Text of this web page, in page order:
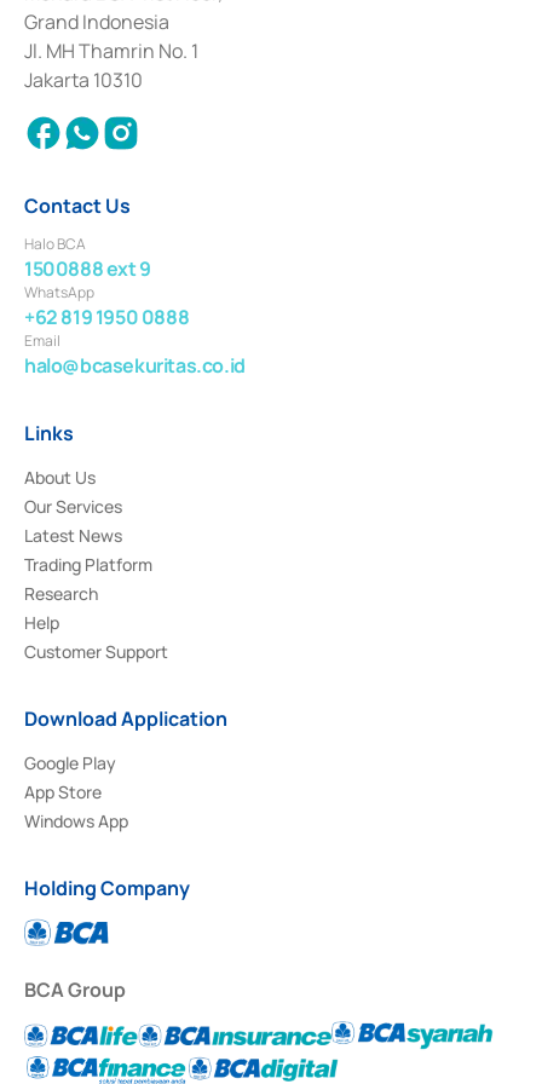
Deposit Transactions in the Money Market whose license was issued in
2017 and other business licenses from Bank Indonesia as a Supporting
Institution for the Issuance, Transaction, and Administration and
Settlement of Commercial Paper Transactions whose license was issued in
2018.
Grand Indonesia
Jl. MH Thamrin No. 1
Jakarta 10310
Contact Us
Halo BCA
1500888 ext 9
WhatsApp
+62 819 1950 0888
Email
halo@bcasekuritas.co.id
Links
About Us
Our Services
Latest News
Trading Platform
Research
Help
Customer Support
Download Application
Google Play
App Store
Windows App
Holding Company
BCA Group